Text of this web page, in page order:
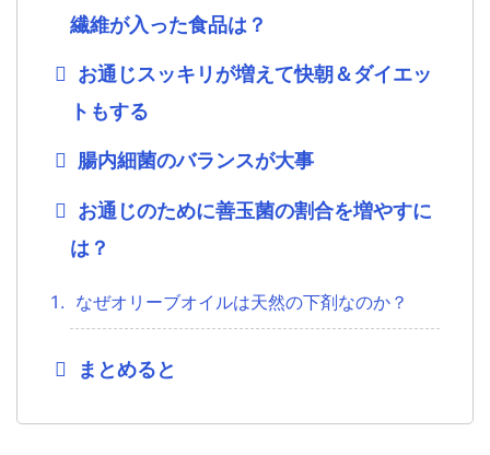
繊維が入った食品は？
お通じスッキリが増えて快朝＆ダイエッ
トもする
腸内細菌のバランスが大事
お通じのために善玉菌の割合を増やすに
は？
なぜオリーブオイルは天然の下剤なのか？
まとめると